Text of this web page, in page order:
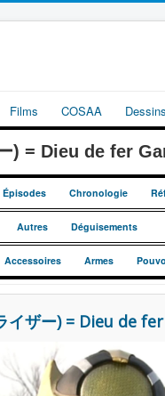
Films COSAA Dessins
) = Dieu de fer
Épisodes Chronologie
Autres Déguisements
Accessoires Armes
ザー) = Dieu de